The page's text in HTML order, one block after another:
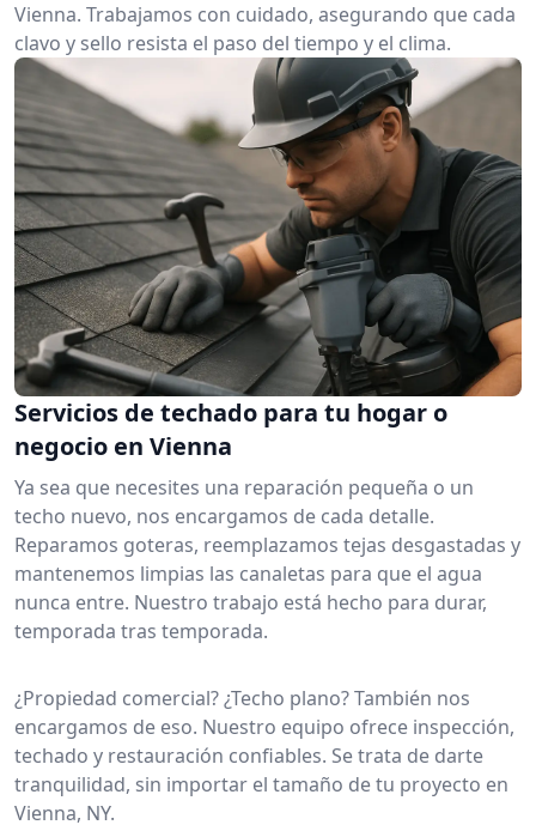
Vienna. Trabajamos con cuidado, asegurando que cada
clavo y sello resista el paso del tiempo y el clima.
Servicios de techado para tu hogar o
negocio en Vienna
Ya sea que necesites una reparación pequeña o un
techo nuevo, nos encargamos de cada detalle.
Reparamos goteras, reemplazamos tejas desgastadas y
mantenemos limpias las canaletas para que el agua
nunca entre. Nuestro trabajo está hecho para durar,
temporada tras temporada.
¿Propiedad comercial? ¿Techo plano? También nos
encargamos de eso. Nuestro equipo ofrece inspección,
techado y restauración confiables. Se trata de darte
tranquilidad, sin importar el tamaño de tu proyecto en
Vienna, NY.